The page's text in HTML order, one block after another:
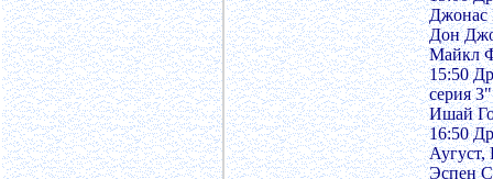
Джонас
Дон
Майкл
15:50
серия
Ишай
16:50
Аугуст,
Эспен